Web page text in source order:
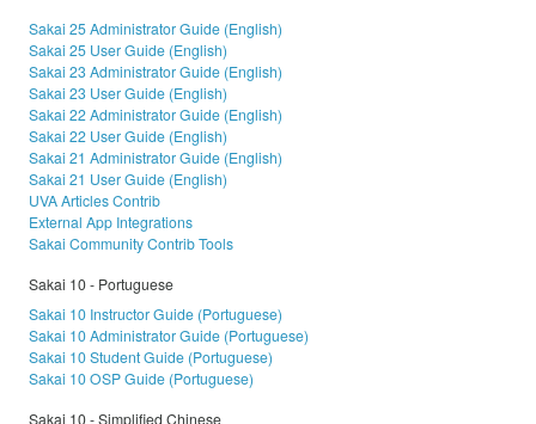
Sakai 25 Administrator Guide (English)
Sakai 25 User Guide (English)
Sakai 23 Administrator Guide (English)
Sakai 23 User Guide (English)
Sakai 22 Administrator Guide (English)
Sakai 22 User Guide (English)
Sakai 21 Administrator Guide (English)
Sakai 21 User Guide (English)
UVA Articles Contrib
External App Integrations
Sakai Community Contrib Tools
Sakai 10 - Portuguese
Sakai 10 Instructor Guide (Portuguese)
Sakai 10 Administrator Guide (Portuguese)
Sakai 10 Student Guide (Portuguese)
Sakai 10 OSP Guide (Portuguese)
Sakai 10 - Simplified Chinese